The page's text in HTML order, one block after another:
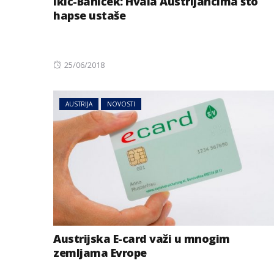
hapse ustaše
Posted
25/06/2018
AUSTRIJA NOVOSTI
Austrijska E-card važi u mnogim
zemljama Evrope
MAGAZIN
Izabrana
život i
godini